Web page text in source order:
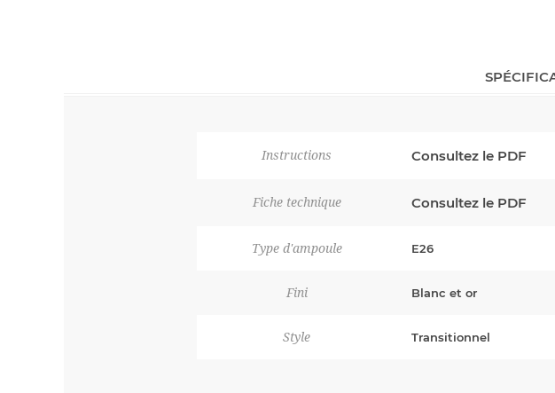
Instructions Consultez le PDF
Fiche technique Consultez le PDF
Type d'ampoule E26
Fini Blanc et or
Style Transitionnel